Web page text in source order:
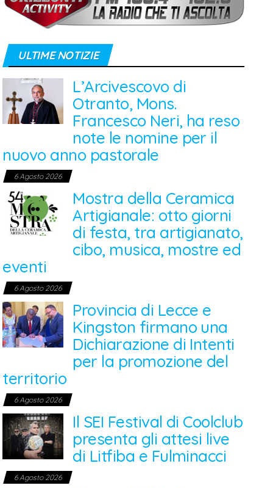
ULTIME NOTIZIE
L’Arcivescovo di
Otranto, Mons.
Francesco Neri, ha reso
note le nomine per il
nuovo anno pastorale
6 Agosto 2026
Mostra della Ceramica
Artigianale: otto giorni
di festa, tra artigianato,
cibo, musica, mostre ed
eventi
6 Agosto 2026
Provincia di Lecce e
Kingston firmano una
Dichiarazione di Intenti
per la promozione del
territorio
6 Agosto 2026
Il SEI Festival di Coolclub
presenta gli attesi live
di Litfiba e Fulminacci
6 Agosto 2026